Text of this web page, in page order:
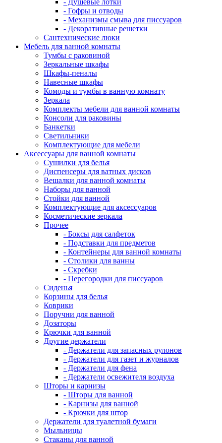
- Душевые лотки
- Гофры и отводы
- Механизмы смыва для писсуаров
- Декоративные решетки
Сантехнические люки
Мебель для ванной комнаты
Тумбы с раковиной
Зеркальные шкафы
Шкафы-пеналы
Навесные шкафы
Комоды и тумбы в ванную комнату
Зеркала
Комплекты мебели для ванной комнаты
Консоли для раковины
Банкетки
Светильники
Комплектующие для мебели
Аксессуары для ванной комнаты
Сушилки для белья
Диспенсеры для ватных дисков
Вешалки для ванной комнаты
Наборы для ванной
Стойки для ванной
Комплектующие для аксессуаров
Косметические зеркала
Прочее
- Боксы для салфеток
- Подставки для предметов
- Контейнеры для ванной комнаты
- Столики для ванны
- Скребки
- Перегородки для писсуаров
Сиденья
Корзины для белья
Коврики
Поручни для ванной
Дозаторы
Крючки для ванной
Другие держатели
- Держатели для запасных рулонов
- Держатели для газет и журналов
- Держатели для фена
- Держатели освежителя воздуха
Шторы и карнизы
- Шторы для ванной
- Карнизы для ванной
- Крючки для штор
Держатели для туалетной бумаги
Мыльницы
Стаканы для ванной